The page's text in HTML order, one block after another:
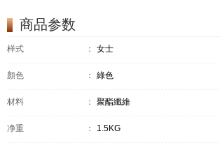
商品参数
样式 ： 女士
顏色 ： 綠色
材料 ： 聚酯纖維
净重 ： 1.5KG